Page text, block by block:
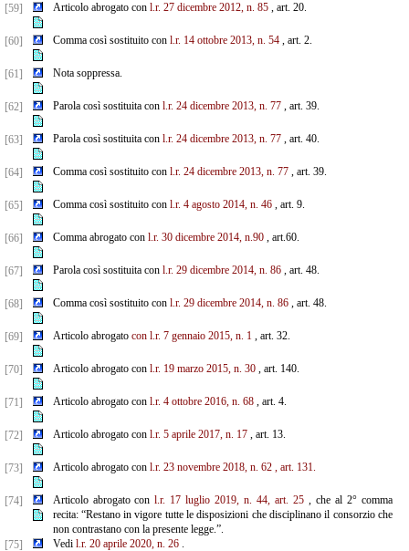
[59] Articolo abrogato con l.r. 27 dicembre 2012, n. 85, art. 20.
[60] Comma così sostituito con l.r. 14 ottobre 2013, n. 54, art. 2.
[61] Nota soppressa.
[62] Parola così sostituita con l.r. 24 dicembre 2013, n. 77, art. 39.
[63] Parola così sostituita con l.r. 24 dicembre 2013, n. 77, art. 40.
[64] Comma così sostituito con l.r. 24 dicembre 2013, n. 77, art. 39.
[65] Comma così sostituito con l.r. 4 agosto 2014, n. 46, art. 9.
[66] Comma abrogato con l.r. 30 dicembre 2014, n.90, art.60.
[67] Parola così sostituita con l.r. 29 dicembre 2014, n. 86, art. 48.
[68] Comma così sostituito con l.r. 29 dicembre 2014, n. 86, art. 48.
[69] Articolo abrogato con l.r. 7 gennaio 2015, n. 1, art. 32.
[70] Articolo abrogato con l.r. 19 marzo 2015, n. 30, art. 140.
[71] Articolo abrogato con l.r. 4 ottobre 2016, n. 68, art. 4.
[72] Articolo abrogato con l.r. 5 aprile 2017, n. 17, art. 13.
[73] Articolo abrogato con l.r. 23 novembre 2018, n. 62 , art. 131.
[74] Articolo abrogato conl.r. 17 luglio 2019, n. 44, art. 25 , che al 2° comma
recita: “Restano in vigore tutte le disposizioni che disciplinano il consorzio che
non contrastano con la presente legge.”.
[75]
Vedi l.r. 20 aprile 2020, n. 26.